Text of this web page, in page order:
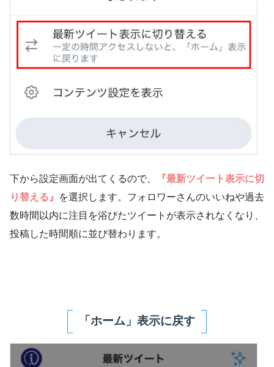
下から設定画面が出てくるので、
『最新ツイート表示に切
り替える』
を選択します。フォロワーさんのいいねや過去
数時間以内に注目を浴びたツイートが表示されなくなり、
投稿した時間順に並び替わります。
「ホーム」表示に戻す